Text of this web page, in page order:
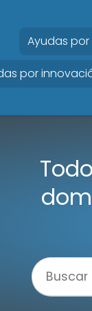
Ayudas
por